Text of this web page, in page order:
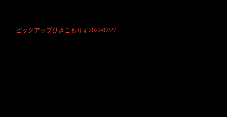
ピックアップひきこもりす2022/07/27